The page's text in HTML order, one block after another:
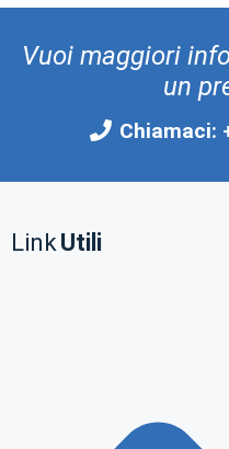
Vuoi maggiori
un
Chiamaci:
Link Utili